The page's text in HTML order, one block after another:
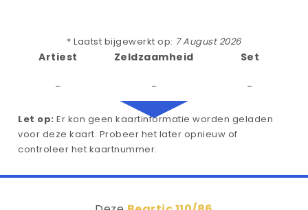
* Laatst bijgewerkt op: 7 August 2026
Artiest
-
Zeldzaamheid
-
Set
-
Let op: Er kon geen kaartinformatie worden geladen
voor deze kaart. Probeer het later opnieuw of
controleer het kaartnummer.